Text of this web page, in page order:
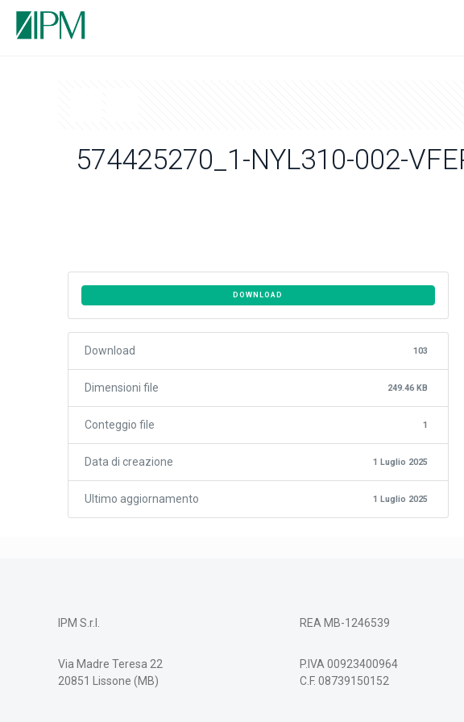
574425270_1-NYL310-002-
DOWNLOAD
Download 103
Dimensioni file 249.46 KB
Conteggio file 1
Data di creazione 1 Luglio 2025
Ultimo aggiornamento 1 Luglio 2025
IPM S.r.l.
Via Madre Teresa 22
20851 Lissone (MB)
REA MB-1246539
P.IVA 00923400964
C.F. 08739150152